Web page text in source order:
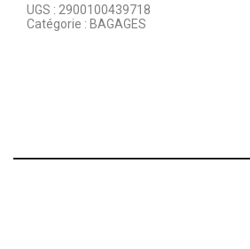
UGS : 2900100439718
Catégorie : BAGAGES